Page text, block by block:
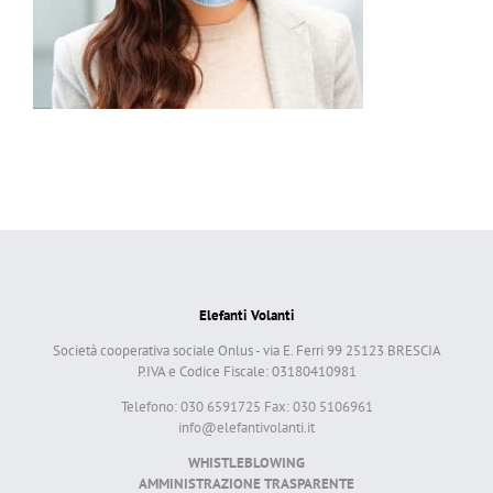
Elefanti Volanti
Società cooperativa sociale Onlus - via E. Ferri 99 25123 BRESCIA
P.IVA e Codice Fiscale: 03180410981
Telefono: 030 6591725 Fax: 030 5106961
info@elefantivolanti.it
WHISTLEBLOWING
AMMINISTRAZIONE TRASPARENTE